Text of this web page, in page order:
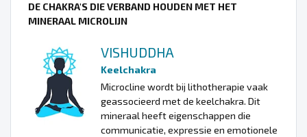
DE CHAKRA'S DIE VERBAND HOUDEN MET HET
MINERAAL MICROLIJN
VISHUDDHA
Keelchakra
Microcline wordt bij lithotherapie vaak
geassocieerd met de keelchakra. Dit
mineraal heeft eigenschappen die
communicatie, expressie en emotionele